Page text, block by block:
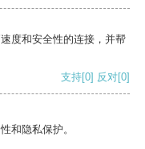
度和安全性的连接，并帮
支持[0] 反对[0]
和隐私保护。